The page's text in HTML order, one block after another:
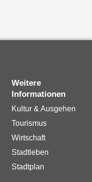
Weitere
Informationen
Kultur & Ausgehen
Tourismus
Wirtschaft
Stadtleben
Stadtplan